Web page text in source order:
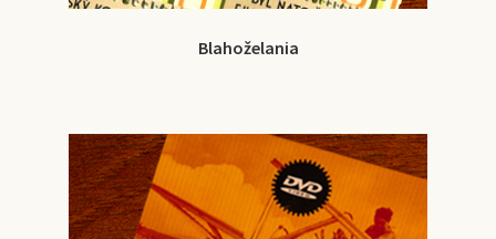
Blahoželania